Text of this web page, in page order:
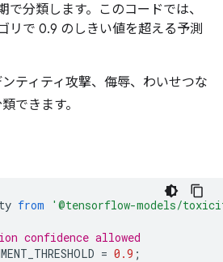
で分類します。このコードでは、
リで 0.9 のしきい値を超える予測
ティティ攻撃、侮辱、わいせつな
できます。
from '@tensorflow-models/
confidence allowed
= 0.9 ;